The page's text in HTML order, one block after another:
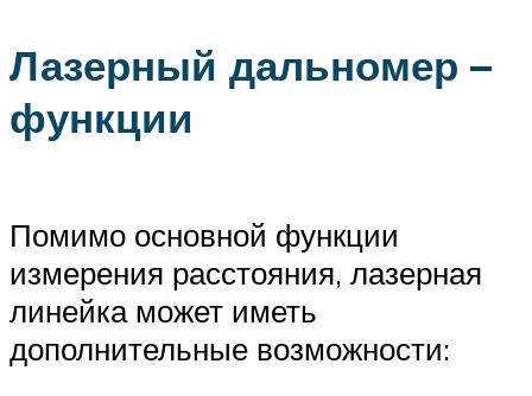
Лазерный дальномер –
функции
Помимо основной функции
измерения расстояния, лазерная
линейка может иметь
дополнительные возможности: